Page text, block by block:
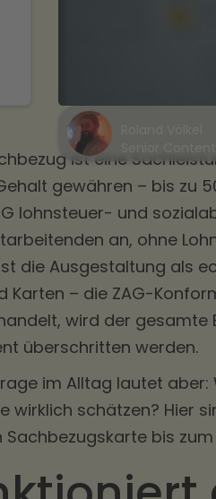
Senior
ist eine
gewähren – bis zu
lohnsteuer- und
an, ohne
die Ausgestaltung als
Karten – die ZAG-
wird der
überschritten werden.
im Alltag lautet
wirklich schätzen? Hier
Sachbezugskarte bis